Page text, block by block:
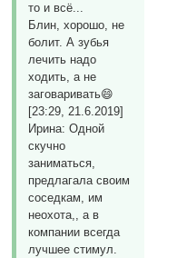
то и всё...
Блин, хорошо, не
болит. А зубья
лечить надо
ходить, а не
заговаривать😄
[23:29, 21.6.2019]
Ирина: Одной
скучно
заниматься,
предлагала своим
соседкам, им
неохота,, а в
компании всегда
лучшее стимул.